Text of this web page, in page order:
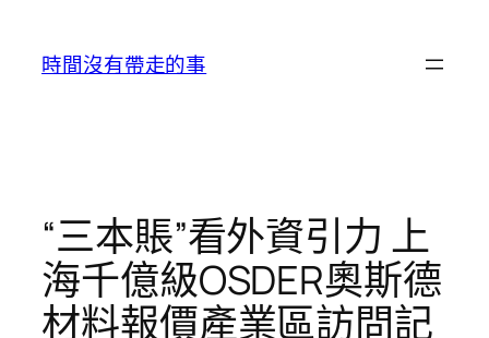
時間沒有帶走的事
“三本賬”看外資引力 上
海千億級OSDER奧斯德
材料報價產業區訪問記